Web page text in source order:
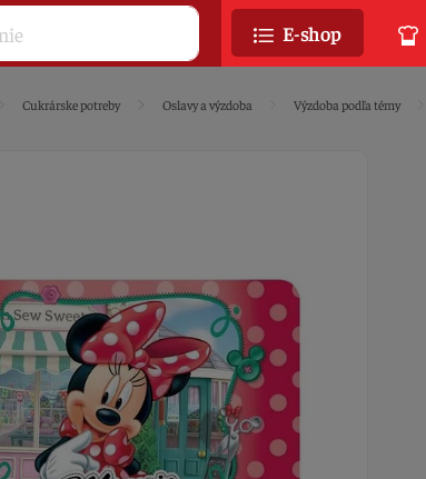
Cukrárske potreby Oslavy a výzdoba Výzdoba podľa témy
E-shop